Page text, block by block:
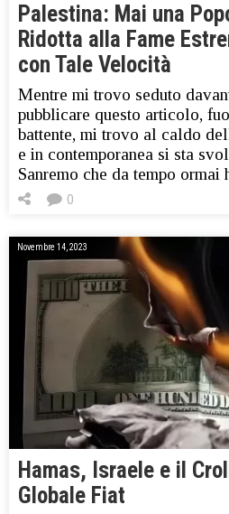
Palestina: Mai una
Ridotta alla Fame
con Tale Velocità
Mentre mi trovo seduto
pubblicare questo articolo,
battente, mi trovo al caldo
e in contemporanea si sta
Sanremo che da tempo ormai
0
Novembre 14, 2023
Hamas, Israele e il
Globale Fiat